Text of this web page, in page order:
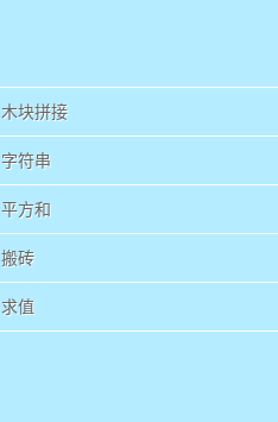
木块拼接
字符串
平方和
搬砖
求值